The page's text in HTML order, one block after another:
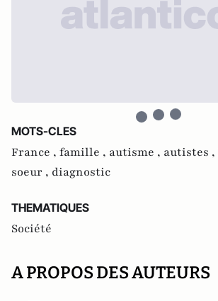
MOTS-CLES
France , famille , autisme , autistes ,
soeur , diagnostic
THEMATIQUES
Société
A PROPOS DES AUTEURS